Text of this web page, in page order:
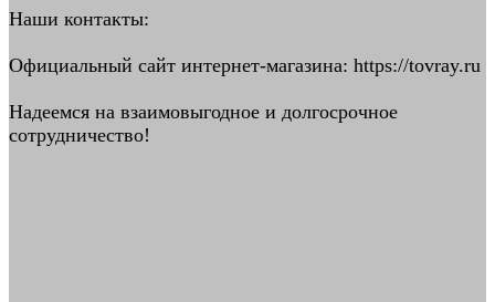
Наши контакты:
Официальный сайт интернет-магазина: https://tovray.ru
Надеемся на взаимовыгодное и долгосрочное
сотрудничество!